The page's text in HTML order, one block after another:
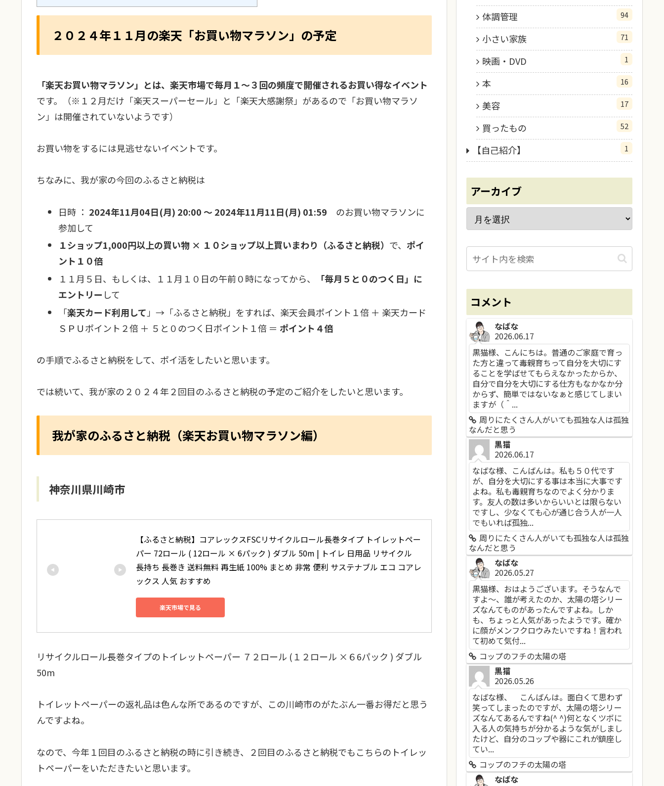
２０２４年１１月の楽天「お買い物マラソン」の予定
「楽天お買い物マラソン」とは、楽天市場で毎月１～３回の頻度で開催されるお買い得なイベント
です。（※１２月だけ「楽天スーパーセール」と「楽天大感謝祭」があるので「お買い物マラソ
ン」は開催されていないようです）
お買い物をするには見逃せないイベントです。
ちなみに、我が家の今回のふるさと納税は
日時 ： 2024年11月04日(月) 20:00 〜 2024年11月11日(月) 01:59 のお買い物マラソンに
参加して
１ショップ1,000円以上の買い物 × １０ショップ以上買いまわり（ふるさと納税） で、 ポイ
ント１０倍
１１月５日、もしくは、１１月１０日の午前０時になってから、
「毎月５と０のつく日」に
エントリー して
「楽天カード利用して 」→「ふるさと納税」をすれば、楽天会員ポイント１倍 ＋ 楽天カード
ＳＰＵポイント２倍 ＋ ５と０のつく日ポイント１倍 ＝ ポイント４倍
の手順でふるさと納税をして、ポイ活をしたいと思います。
では続いて、我が家の２０２４年２回目のふるさと納税の予定のご紹介をしたいと思います。
我が家のふるさと納税（楽天お買い物マラソン編）
神奈川県川崎市
【ふるさと納税】コアレックスFSCリサイクルロール長巻タイプ トイレットペー
パー 72ロール ( 12ロール × 6パック ) ダブル 50m | トイレ 日用品 リサイクル
長持ち 長巻き 送料無料 再生紙 100% まとめ 非常 便利 サステナブル エコ コアレ
ックス 人気 おすすめ
楽天市場で見る
リサイクルロール長巻タイプのトイレットペーパー ７２ロール (１２ロール ×６6パック ) ダブル
50m
トイレットペーパーの返礼品は色んな所であるのですが、この川崎市のがたぶん一番お得だと思う
んですよね。
なので、今年１回目のふるさと納税の時に引き続き、２回目のふるさと納税でもこちらのトイレッ
トペーパーをいただきたいと思います。
体調管理 94
小さい家族 71
映画・DVD 1
本 16
美容 17
買ったもの 52
【自己紹介】 1
アーカイブ
コメント
なばな
2026.06.17
黒猫様、こんにちは。普通のご家庭で育っ
た方と違って毒親育ちって自分を大切にす
ることを学ばせてもらえなかったからか、
自分で自分を大切にする仕方もなかなか分
からず、簡単ではないなぁと感じてしまい
ますが（＾...
周りにたくさん人がいても孤独な人は孤独
なんだと思う
黒猫
2026.06.17
なばな様、こんばんは。私も５０代です
が、自分を大切にする事は本当に大事です
よね。私も毒親育ちなのでよく分かりま
す。友人の数は多いからいいとは限らない
ですし、少なくても心が通じ合う人が一人
でもいれば孤独...
周りにたくさん人がいても孤独な人は孤独
なんだと思う
なばな
2026.05.27
黒猫様、おはようございます。そうなんで
すよ～、誰が考えたのか、太陽の塔シリー
ズなんてものがあったんですよね。しか
も、ちょっと人気があったようです。確か
に顔がメンフクロウみたいですね！言われ
て初めて気付...
コップのフチの太陽の塔
黒猫
2026.05.26
なばな様、 こんばんは。面白くて思わず
笑ってしまったのですが、太陽の塔シリー
ズなんてあるんですね(^ ^)何となくツボに
入る人の気持ちが分かるような気がしまし
たけど、自分のコップや器にこれが鎮座し
てい...
コップのフチの太陽の塔
なばな